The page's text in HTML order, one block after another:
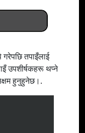
गरेपछि तपाइँलाई
उपशीर्षकहरू थप्ने
हुनुहुनेछ।.